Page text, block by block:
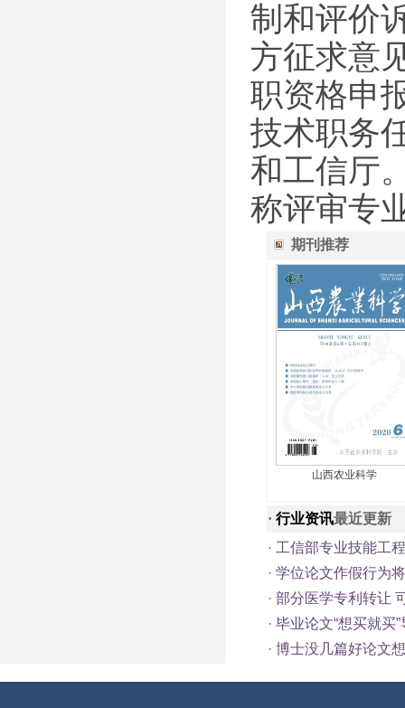
制和评价
方征求意
职资格申
技术职务
和工信厅
称评审专
期刊推荐
山西农业科学
· 行业资讯最近更新
· 工信部专业技能工
· 学位论文作假行为
· 部分医学专利转让
· 毕业论文“想买就买
· 博士没几篇好论文